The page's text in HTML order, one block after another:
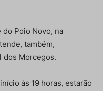
do Poio Novo, na
também,
dos Morcegos.
às 19 horas, estarão